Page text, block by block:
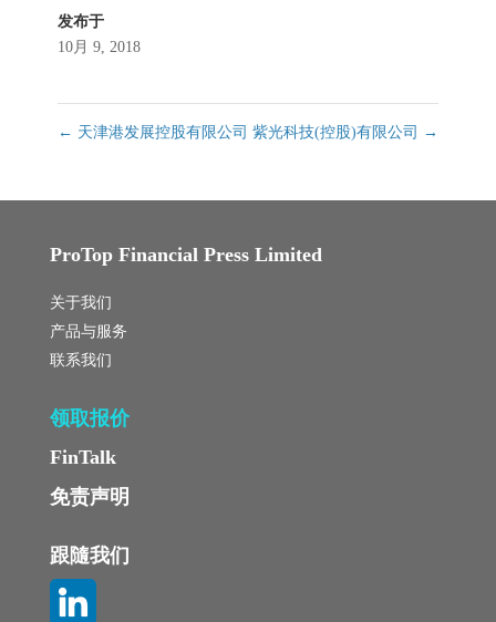
发布于
10月 9, 2018
← 天津港发展控股有限公司 紫光科技(控股)有限公司 →
ProTop Financial Press Limited
关于我们
产品与服务
联系我们
领取报价
FinTalk
免责声明
跟隨我们